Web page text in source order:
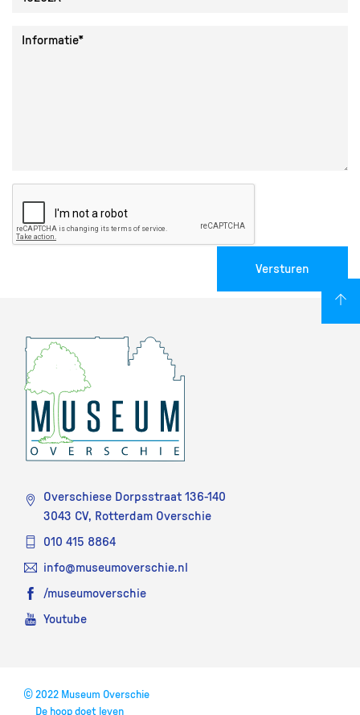
Versturen
Overschiese Dorpsstraat 136-140
3043 CV, Rotterdam Overschie
010 415 8864
info@museumoverschie.nl
/museumoverschie
Youtube
© 2022 Museum Overschie
De hoop doet leven